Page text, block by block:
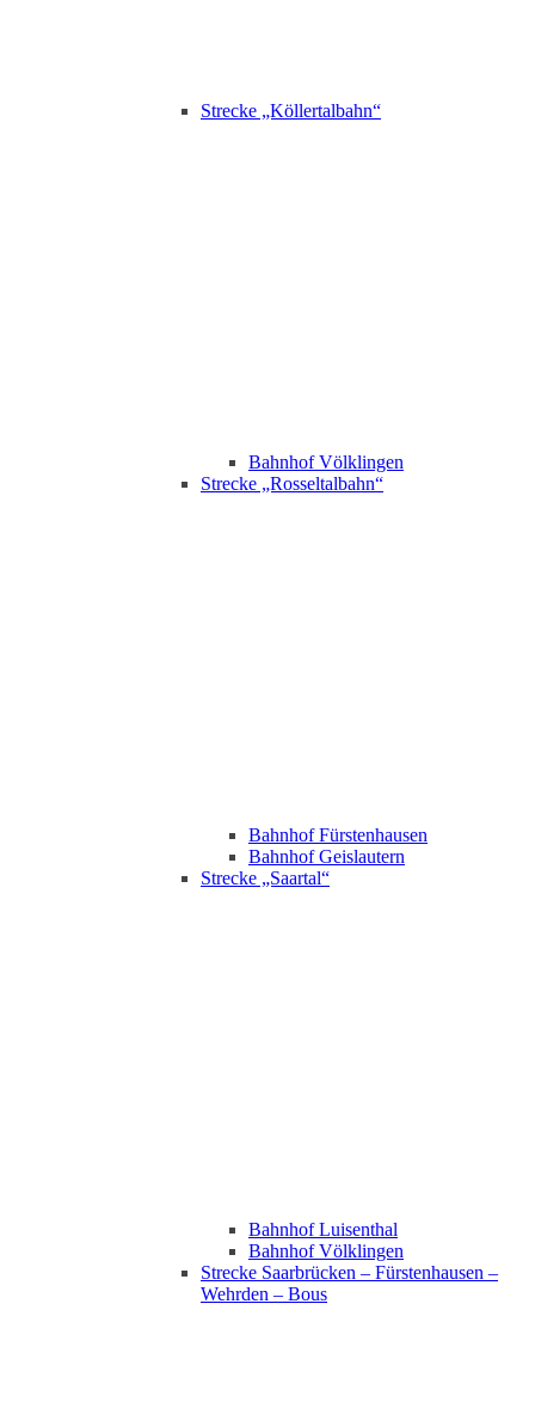
Strecke „Köllertalbahn“
Bahnhof Völklingen
Strecke „Rosseltalbahn“
Bahnhof Fürstenhausen
Bahnhof Geislautern
Strecke „Saartal“
Bahnhof Luisenthal
Bahnhof Völklingen
Strecke Saarbrücken – Fürstenhausen –
Wehrden – Bous